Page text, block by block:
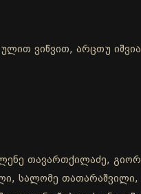
ვიწვით, არცთუ
თავართქილაძე,
სალომე